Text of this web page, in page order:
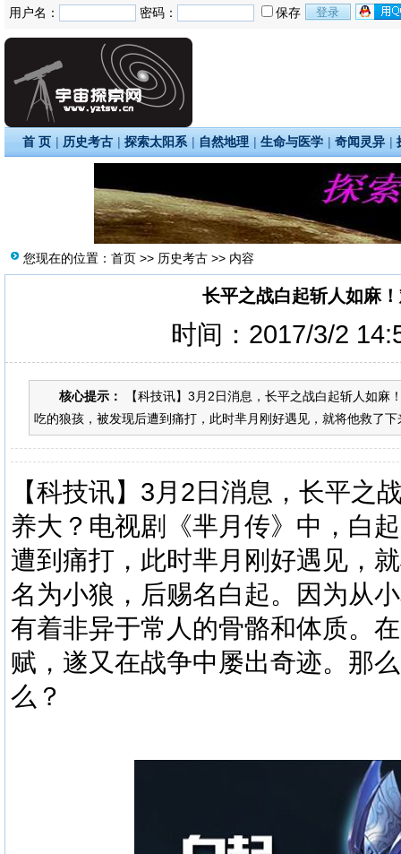
用户名： 密码： 保存
首 页 | 历史考古 | 探索太阳系 | 自然地理 | 生命与医学 | 奇闻灵异 |
您现在的位置： 首页 >> 历史考古 >> 内容
长平之战白起斩人如麻
时间：2017/3/2
核心提示：
【科技讯】3月2日消息，长平之战白起斩人如麻
吃的狼孩，被发现后遭到痛打，此时芈月刚好遇见，就将他救了
【科技讯】3月2日消息，长平之
养大？电视剧《芈月传》中，白
遭到痛打，此时芈月刚好遇见，
名为小狼，后赐名白起。因为从
有着非异于常人的骨骼和体质。
赋，遂又在战争中屡出奇迹。那
么？